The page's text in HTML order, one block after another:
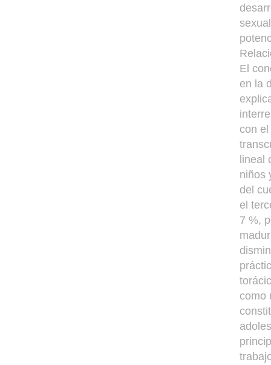
El
en la
con
lineal
niños
del
el
7 %,
como